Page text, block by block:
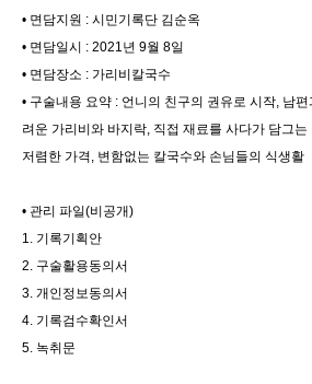
• 면담지원 : 시민기록단 김순옥
• 면담일시 : 2021년 9월 8일
• 면담장소 : 가리비칼국수
• 구술내용 요약 : 언니의 친구의 권유로 시작, 남
려운 가리비와 바지락, 직접 재료를 사다가 담그
저렴한 가격, 변함없는 칼국수와 손님들의 식생활
• 관리 파일(비공개)
1. 기록기획안
2. 구술활용동의서
3. 개인정보동의서
4. 기록검수확인서
5. 녹취문